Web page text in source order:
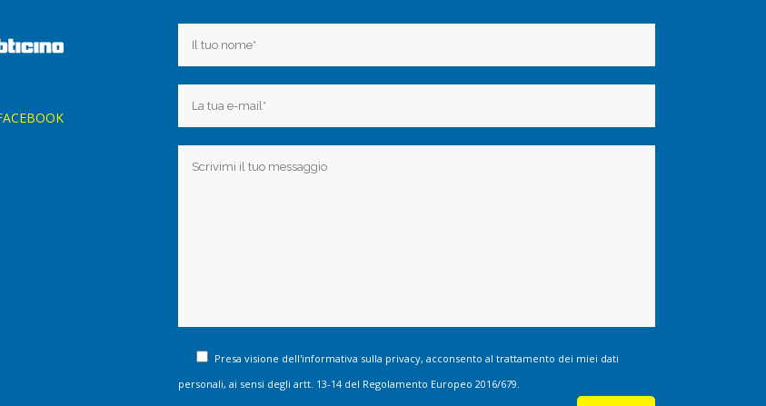
Presa visione dell'informativa sulla privacy, acconsento al trattamento dei miei dati
personali, ai sensi degli artt. 13-14 del Regolamento Europeo 2016/679.